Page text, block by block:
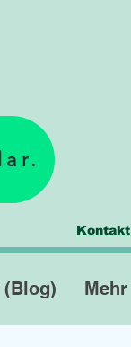
Kontakt
(Blog) Mehr